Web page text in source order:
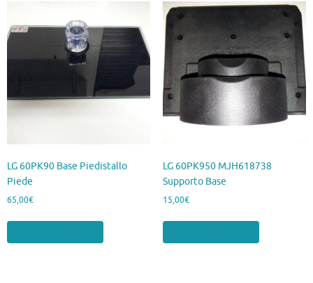
LG 60PK90 Base Piedistallo
Piede
65,00€
LG 60PK950 MJH618738
Supporto Base
15,00€